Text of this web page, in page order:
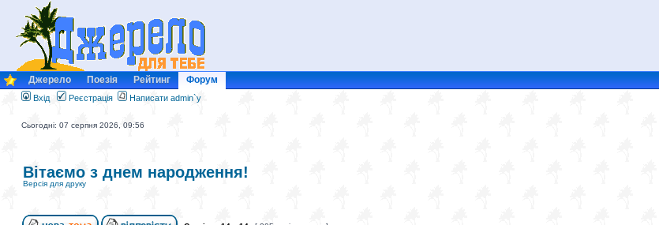
Джерело Поезія Рейтинг Форум
Вхід Реєстрація Написати admin`у
Сьогодні: 07 серпня 2026, 09:56
Вітаємо з днем народження!
Версія для друку